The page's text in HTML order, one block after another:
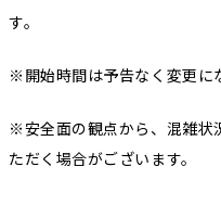
す。
※開始時間は予告なく変更に
※安全面の観点から、混雑状
ただく場合がございます。